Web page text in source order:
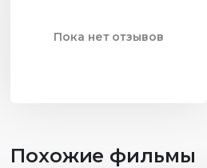
Пока нет отзывов
Похожие фильмы